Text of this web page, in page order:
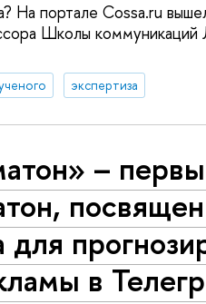
На портале Cossa.ru
Школы
экспертиза
–
в